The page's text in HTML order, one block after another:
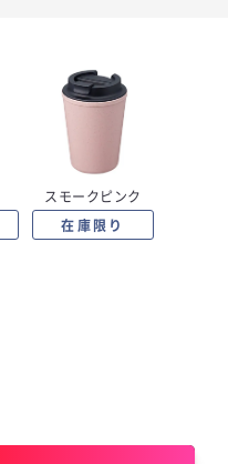
スモークピンク
在庫限り